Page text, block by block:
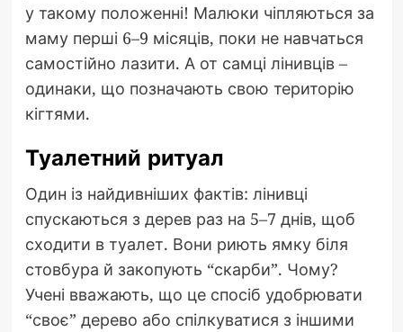
у такому положенні! Малюки чіпляються за
маму перші 6–9 місяців, поки не навчаться
самостійно лазити. А от самці лінивців –
одинаки, що позначають свою територію
кігтями.
Туалетний ритуал
Один із найдивніших фактів: лінивці
спускаються з дерев раз на 5–7 днів, щоб
сходити в туалет. Вони риють ямку біля
стовбура й закопують “скарби”. Чому?
Учені вважають, що це спосіб удобрювати
“своє” дерево або спілкуватися з іншими